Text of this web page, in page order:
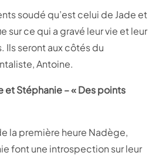
soudé qu’est celui de Jade et
sur ce qui a gravé leur vie et leur
Ils seront aux côtés du
Antoine.
et Stéphanie – « Des points
la première heure Nadège,
font une introspection sur leur